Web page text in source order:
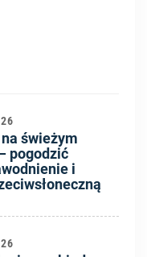
świeżym
pogodzić
i